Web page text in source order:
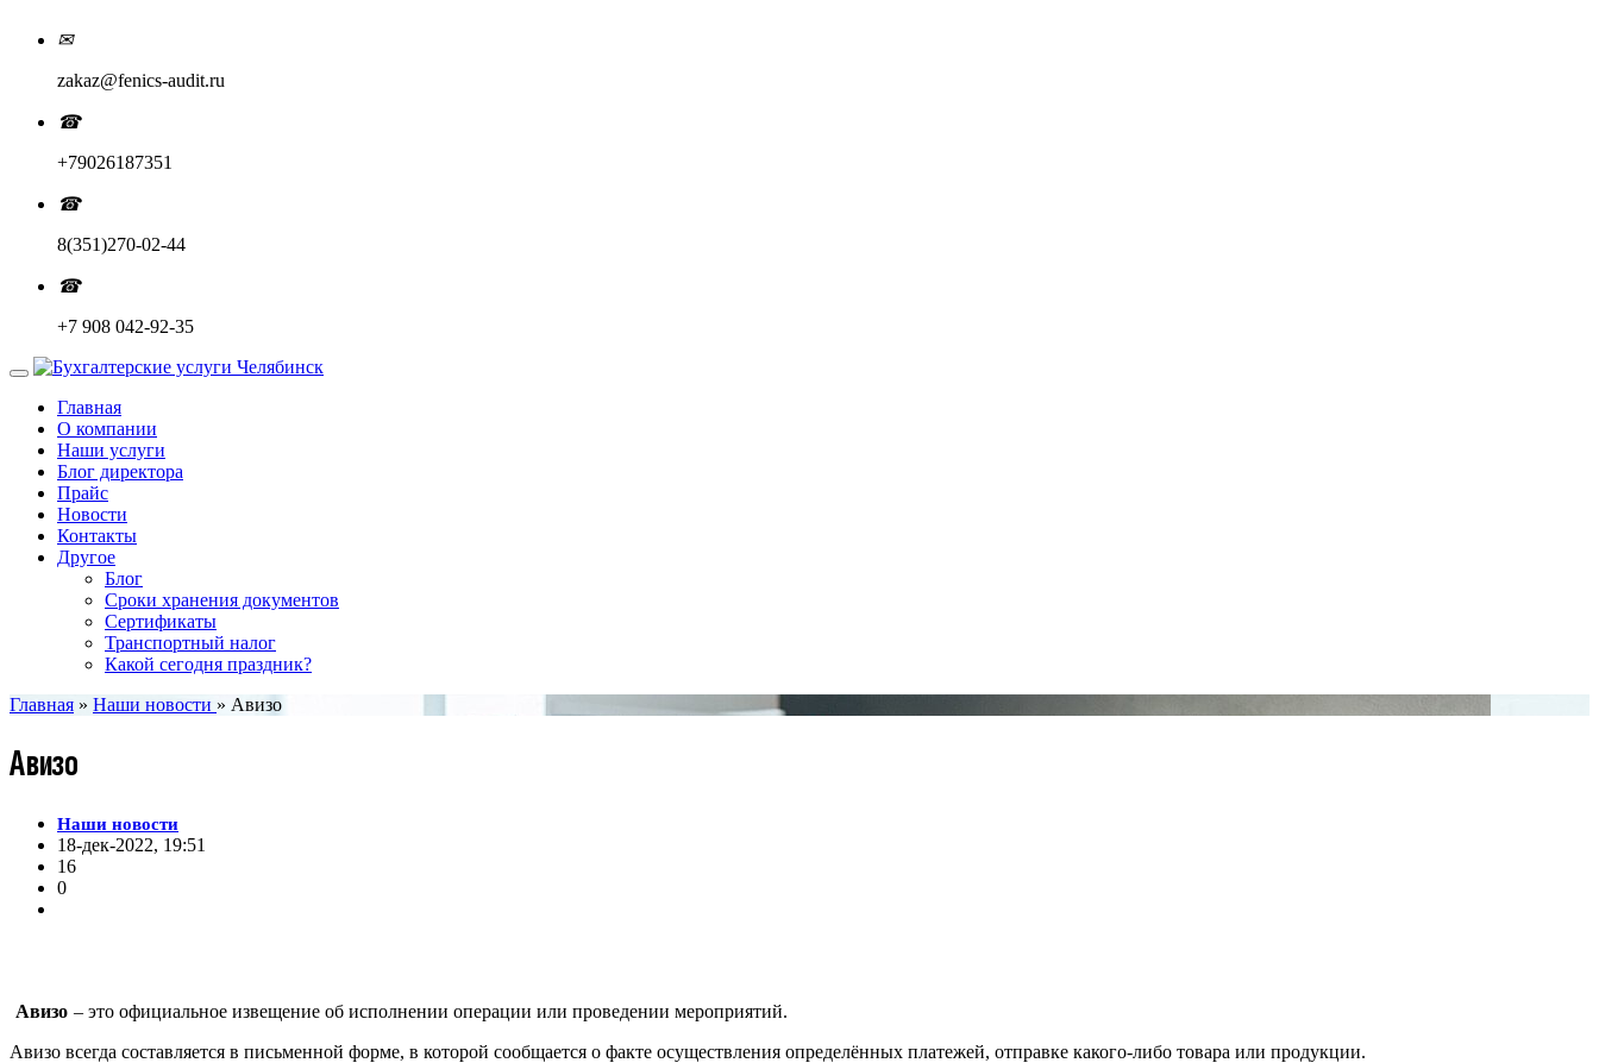
✉
zakaz@fenics-audit.ru
☎
+79026187351
☎
8(351)270-02-44
☎
+7 908 042-92-35
Главная
О компании
Наши услуги
Блог директора
Прайс
Новости
Контакты
Другое
Блог
Сроки хранения документов
Сертификаты
Транспортный налог
Какой сегодня праздник?
Главная » Наши новости » Авизо
Авизо
Наши новости
18-дек-2022, 19:51
16
0
Авизо – это официальное извещение об исполнении операции или проведении мероприятий.
Авизо всегда составляется в письменной форме, в которой сообщается о факте осуществления определённых платежей, отправке какого-либо товара или продукции.